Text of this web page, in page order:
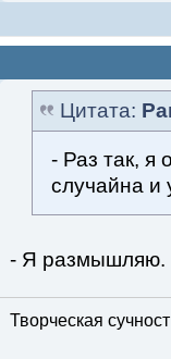
Цитата:
- Раз так, я
случайна и
- Я размышляю.
Творческая